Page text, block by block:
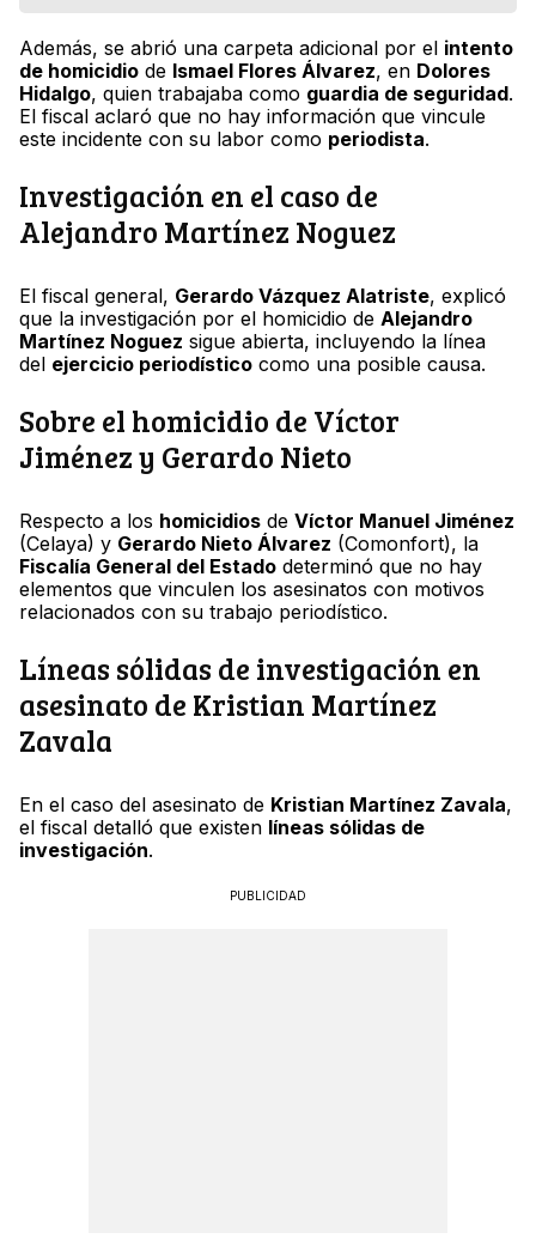
Además, se abrió una carpeta adicional por el intento
de homicidio de Ismael Flores Álvarez, en Dolores
Hidalgo, quien trabajaba como guardia de seguridad.
El fiscal aclaró que no hay información que vincule
este incidente con su labor como periodista.
Investigación en el caso de
Alejandro Martínez Noguez
El fiscal general, Gerardo Vázquez Alatriste, explicó
que la investigación por el homicidio de Alejandro
Martínez Noguez sigue abierta, incluyendo la línea
del ejercicio periodístico como una posible causa.
Sobre el homicidio de Víctor
Jiménez y Gerardo Nieto
Respecto a los homicidios de Víctor Manuel Jiménez
(Celaya) y Gerardo Nieto Álvarez (Comonfort), la
Fiscalía General del Estado determinó que no hay
elementos que vinculen los asesinatos con motivos
relacionados con su trabajo periodístico.
Líneas sólidas de investigación en
asesinato de Kristian Martínez
Zavala
En el caso del asesinato de Kristian Martínez Zavala,
el fiscal detalló que existen líneas sólidas de
investigación.
PUBLICIDAD